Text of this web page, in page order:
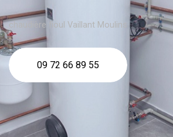
chaudière fioul Vaillant Moulins
09 72 66 89 55